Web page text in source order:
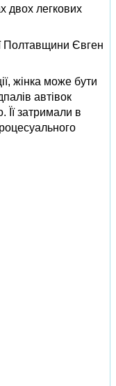
двох легкових
Полтавщини Євген
жінка може бути
автівок
Її затримали в